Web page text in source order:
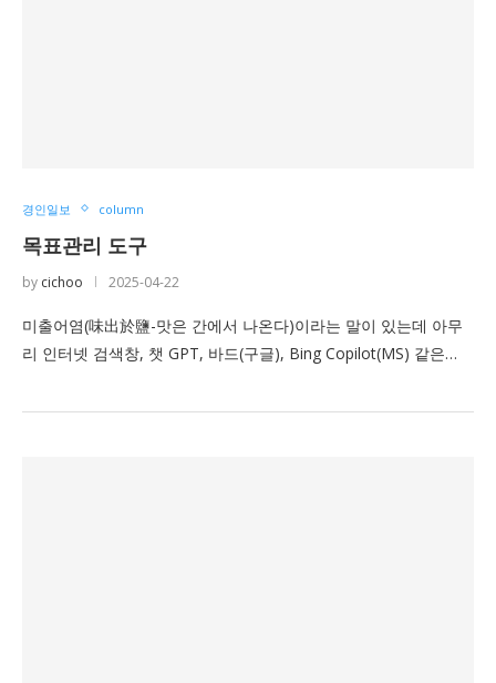
경인일보 column
목표관리 도구
by cichoo 2025-04-22
미출어염(味出於鹽-맛은 간에서 나온다)이라는 말이 있는데 아무
리 인터넷 검색창, 챗 GPT, 바드(구글), Bing Copilot(MS) 같은…